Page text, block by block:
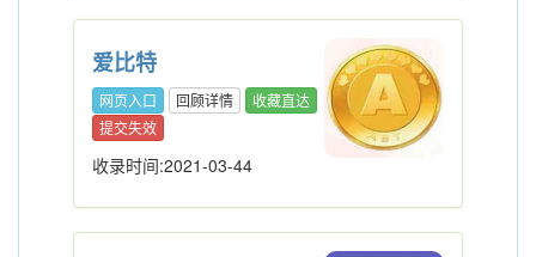
爱比特
网页入口 回顾详情
收藏直达
提交失效
收录时间:2021-03-44